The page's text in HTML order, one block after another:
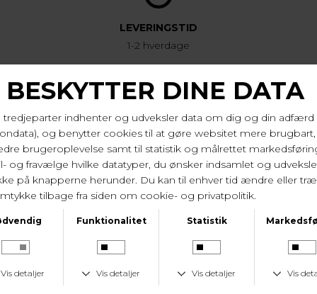
LEVERINGSTID
1-2 hverdage
KUNDESERVICE
Tlf. 24 59 87 63
LAV FRAGTPRIS
Fast lav fragtpris på 19 kr.